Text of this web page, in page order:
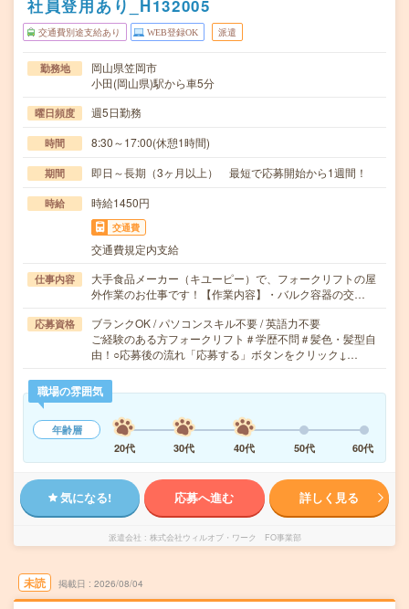
社員登用あり_H132005
交通費別途支給あり WEB登録OK 派遣
勤務地
岡山県笠岡市
小田(岡山県)駅から車5分
曜日頻度 週5日勤務
時間 8:30～17:00(休憩1時間)
期間 即日～長期（3ヶ月以上） 最短で応募開始から1週間！
時給 時給1450円
交通費
交通費規定内支給
仕事内容
大手食品メーカー（キユーピー）で、フォークリフトの屋
外作業のお仕事です！【作業内容】・バルク容器の交…
応募資格
ブランクOK / パソコンスキル不要 / 英語力不要
ご経験のある方フォークリフト＃学歴不問＃髪色・髪型自
由！○応募後の流れ「応募する」ボタンをクリック↓…
職場の雰囲気
年齢層
20代
30代 40代 50代 60代
気になる! 応募へ進む 詳しく見る
派遣会社 株式会社ウィルオブ・ワーク FO事業部
未読 掲載日 2026/08/04